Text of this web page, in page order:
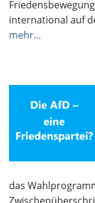
international auf
mehr...
das